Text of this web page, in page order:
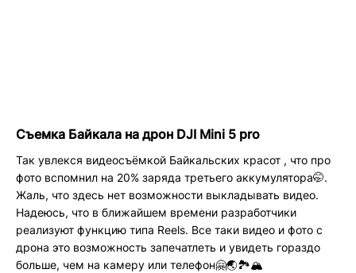
Съемка Байкала на дрон DJI Mini 5 pro
Так увлекся видеосъёмкой Байкальских красот , что про
фото вспомнил на 20% заряда третьего аккумулятора🤭.
Жаль, что здесь нет возможности выкладывать видео.
Надеюсь, что в ближайшем времени разработчики
реализуют функцию типа Reels. Все таки видео и фото с
дрона это возможность запечатлеть и увидеть гораздо
больше, чем на камеру или телефон🤗🌏🏞️🏔️